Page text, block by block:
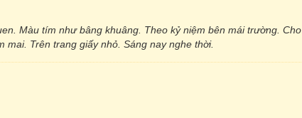
Màu tím như bâng khuâng. Theo kỷ niệm bên mái trường. Cho
Trên trang giấy nhỏ. Sáng nay nghe thời.